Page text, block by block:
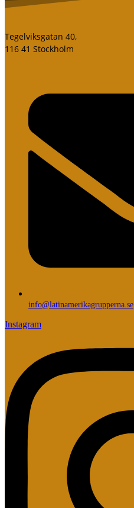
Tegelviksgatan 40,
116 41 Stockholm
info@latinamerikagrupperna.se
Instagram